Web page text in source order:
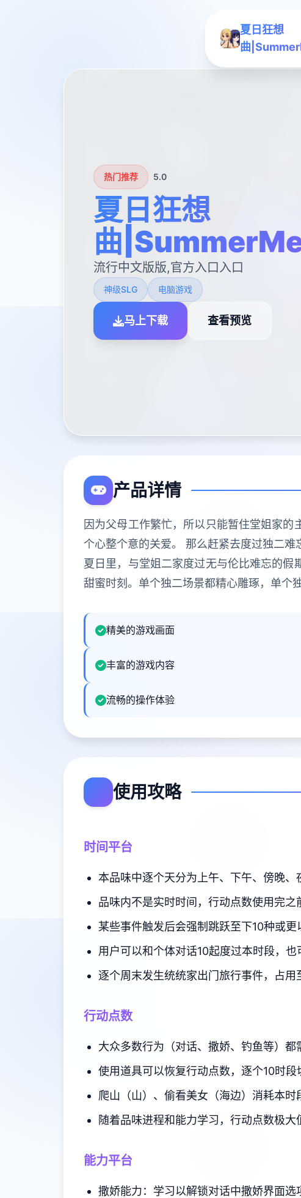
夏日狂想
曲
热门推荐 5.0
夏日狂想
曲
流行中文版版,官方入口入口
神级SLG 电脑游戏
马上下载 查看预览
产品详情
因为父母工作繁忙，所以只能暂住堂姐家
个心整个意的关爱。 那么赶紧去度过独二
夏日里，与堂姐二家度过无与伦比难忘的
甜蜜时刻。单个独二场景都精心雕琢，单个
精美的游戏画面
丰富的游戏内容
流畅的操作体验
使用攻略
时间平台
本品味中逐个天分为上午、下午、傍晚、
品味内不是实时时间，行动点数使用完之
某些事件触发后会强制跳跃至下10种或更
用户可以和个体对话10起度过本时段，也
逐个周末发生统统家出门旅行事件，占用
行动点数
大众多数行为（对话、撒娇、钓鱼等）都
使用道具可以恢复行动点数，逐个10时段
爬山（山）、偷看美女（海边）消耗本时
随着品味进程和能力学习，行动点数极大
能力平台
撒娇能力：学习以解锁对话中撒娇界面选